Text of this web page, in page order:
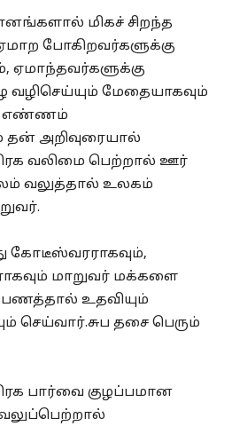
மிகச் சிறந்த
போகிறவர்களுக்கு
ஏமாந்தவர்களுக்கு
வழிசெய்யும் மேதையாகவும்
எண்ணம்
அறிவுரையால்
வலிமை பெற்றால் ஊர்
வலுத்தால் உலகம்
கோடீஸ்வரராகவும்,
மாறுவர் மக்களை
பணத்தால் உதவியும்
செய்வார்.சுப தசை பெரும்
பார்வை குழப்பமான